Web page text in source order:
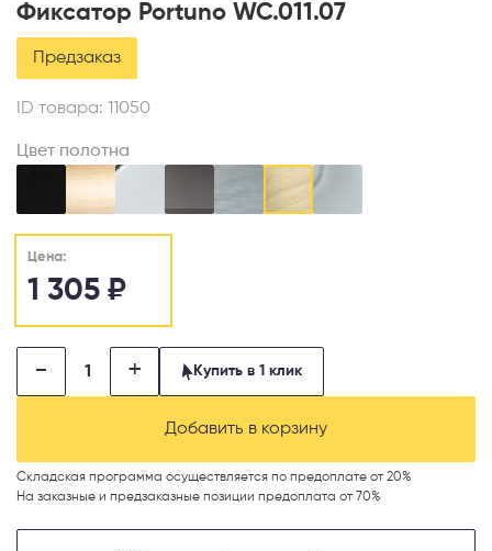
Фиксатор Portuno WC.011.07
Предзаказ
ID товара: 11050
Цвет полотна
Цена:
1 305 ₽
- + Купить в 1 клик
Добавить в корзину
Складская программа осуществляется по предоплате от 20%
На заказные и предзаказные позиции предоплата от 70%